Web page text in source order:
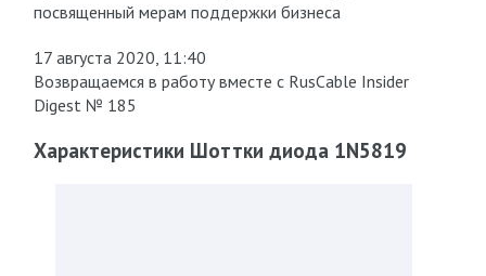
посвященный мерам поддержки бизнеса
17 августа 2020, 11:40
Возвращаемся в работу вместе с RusCable Insider
Digest № 185
Характеристики Шоттки диода 1N5819